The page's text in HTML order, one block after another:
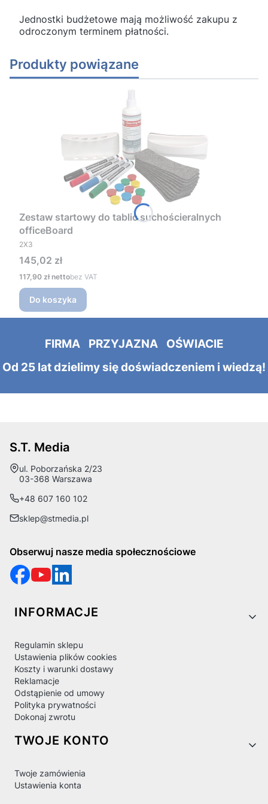
Jednostki budżetowe mają możliwość zakupu z
odroczonym terminem płatności.
Produkty powiązane
Zestaw startowy do tablic suchościeralnych
officeBoard
PRODUCENT
2X3
Cena
145,02 zł
Cena
117,90 zł bez VAT
Do koszyka
FIRMA PRZYJAZNA OŚWIACIE
Od 25 lat dzielimy się doświadczeniem i wiedzą!
S.T. Media
Adres:
ul. Poborzańska 2/23
03-368 Warszawa
+48 607 160 102
sklep@stmedia.pl
Obserwuj nasze media społecznościowe
Linki w stopce
INFORMACJE
Regulamin sklepu
Ustawienia plików cookies
Koszty i warunki dostawy
Reklamacje
Odstąpienie od umowy
Polityka prywatności
Dokonaj zwrotu
TWOJE KONTO
Twoje zamówienia
Ustawienia konta